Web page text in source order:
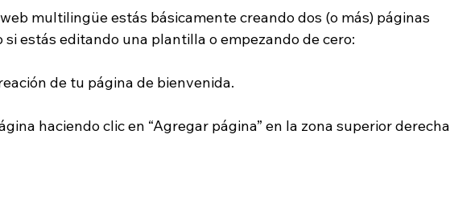
multilingüe estás básicamente creando dos (o más) páginas
si estás editando una plantilla o empezando de cero:
de tu página de bienvenida.
haciendo clic en “Agregar página” en la zona superior derecha